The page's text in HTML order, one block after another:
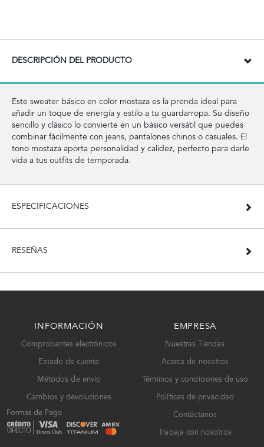
DESCRIPCIÓN DEL PRODUCTO
Este sweater básico en color mostaza es la prenda ideal para
añadir un toque de energía y estilo a tu guardarropa. Su diseño
sencillo y clásico lo convierte en un básico versátil que puedes
combinar fácilmente con jeans, pantalones chinos o casuales. El
tono mostaza aporta personalidad y calidez, perfecto para darle
vida a tus outfits de temporada.
ESPECIFICACIONES
RESEÑAS
INFORMACIÓN
Comprobantes electrónicos
Estado de cuenta
Métodos de envío
Cambios y devoluciones
EMPRESA
Nuestras Tiendas
Acerca de nosotros
Términos y condiciones de uso
Políticas de privacidad
Contáctanos
Trabaja con nosotros